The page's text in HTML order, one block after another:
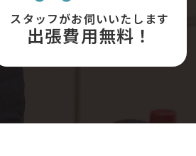
スタッフがお伺いいたします
出張費用無料！